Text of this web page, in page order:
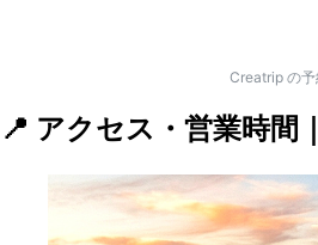
Creatrip の予
📍 アクセス・営業時間